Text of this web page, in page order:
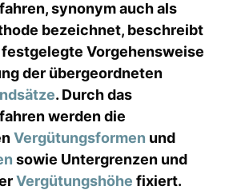
synonym auch als
bezeichnet, beschreibt
Vorgehensweise
der übergeordneten
. Durch das
werden die
Vergütungsformen und
sowie Untergrenzen und
Vergütungshöhe fixiert.